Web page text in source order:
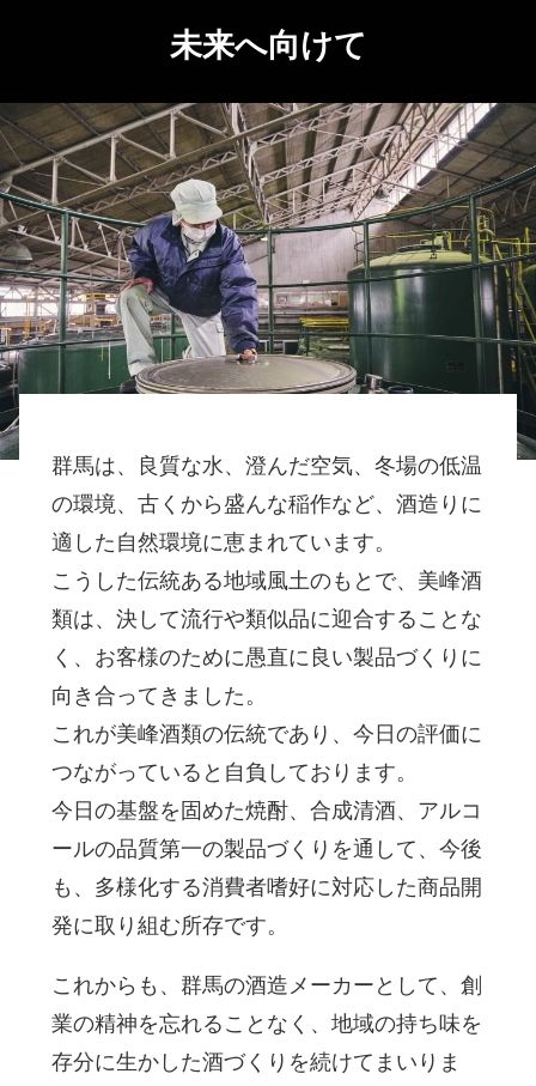
未来へ向けて
群馬は、良質な水、澄んだ空気、冬場の低温
の環境、古くから盛んな稲作など、酒造りに
適した自然環境に恵まれています。
こうした伝統ある地域風土のもとで、美峰酒
類は、決して流行や類似品に迎合することな
く、お客様のために愚直に良い製品づくりに
向き合ってきました。
これが美峰酒類の伝統であり、今日の評価に
つながっていると自負しております。
今日の基盤を固めた焼酎、合成清酒、アルコ
ールの品質第一の製品づくりを通して、今後
も、多様化する消費者嗜好に対応した商品開
発に取り組む所存です。
これからも、群馬の酒造メーカーとして、創
業の精神を忘れることなく、地域の持ち味を
存分に生かした酒づくりを続けてまいりま